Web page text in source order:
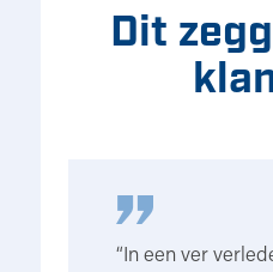
Dit
“In een ver